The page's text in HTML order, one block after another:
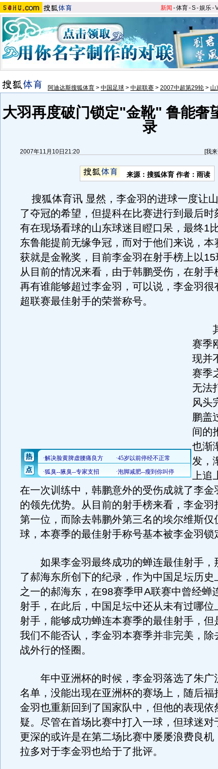
新闻 -体育-S-娱乐-
阿迪达斯搜狐体育 > 中国足球 > 中超联赛 > 2007中超第29轮 > 山
大羽再度破门锁定"金靴" 鲁能奢
录
2007年11月10日21:20 [我
来源：搜狐体育 作者：雨读
搜狐体育讯 显然，李金羽的进球一度让
了夺冠的希望，但提科在比赛进行到最后时
有在现场看球的山东球迷目瞪口呆，最终1
东鲁能提前无缘争冠，而对于他们来说，本
获就是金靴奖，目前李金羽在射手榜上以
从目前的情况来看，由于韩鹏受伤，在射手
再有谁能够超过李金羽，可以说，李金羽很
超联赛最佳射手的荣誉称号。
其
赛季
现并
赛季
无法
风头
鹏盖
间的
也渐
发，
上追
在一次训练中，韩鹏意外的受伤成就了李金
的领先优势。从目前的射手榜来看，李金羽
第一位，而除去韩鹏外第三名的埃尔维斯仅
球，本赛季的最佳射手称号基本被李金羽锁
如果李金羽最终成功的蝉连最佳射手，
了郝海东所创下的纪录，作为中国足坛历史
之一的郝海东，在98赛季甲A联赛中曾经蝉
射手，在此后，中国足坛中还从未有过哪位
射手，能够成功蝉连本赛季的最佳射手，但
我们不能否认，李金羽本赛季并非完美，除
战外行的怪圈。
年中亚洲杯的时候，李金羽落选了朱广
名单，没能出现在亚洲杯的赛场上，随后福
金羽也重新回到了国家队中，但他的表现依
疑。尽管在首场比赛中打入一球，但球迷对
更深的或许是在第二场比赛中屡屡浪费良机
拉多对于李金羽也给于了批评。